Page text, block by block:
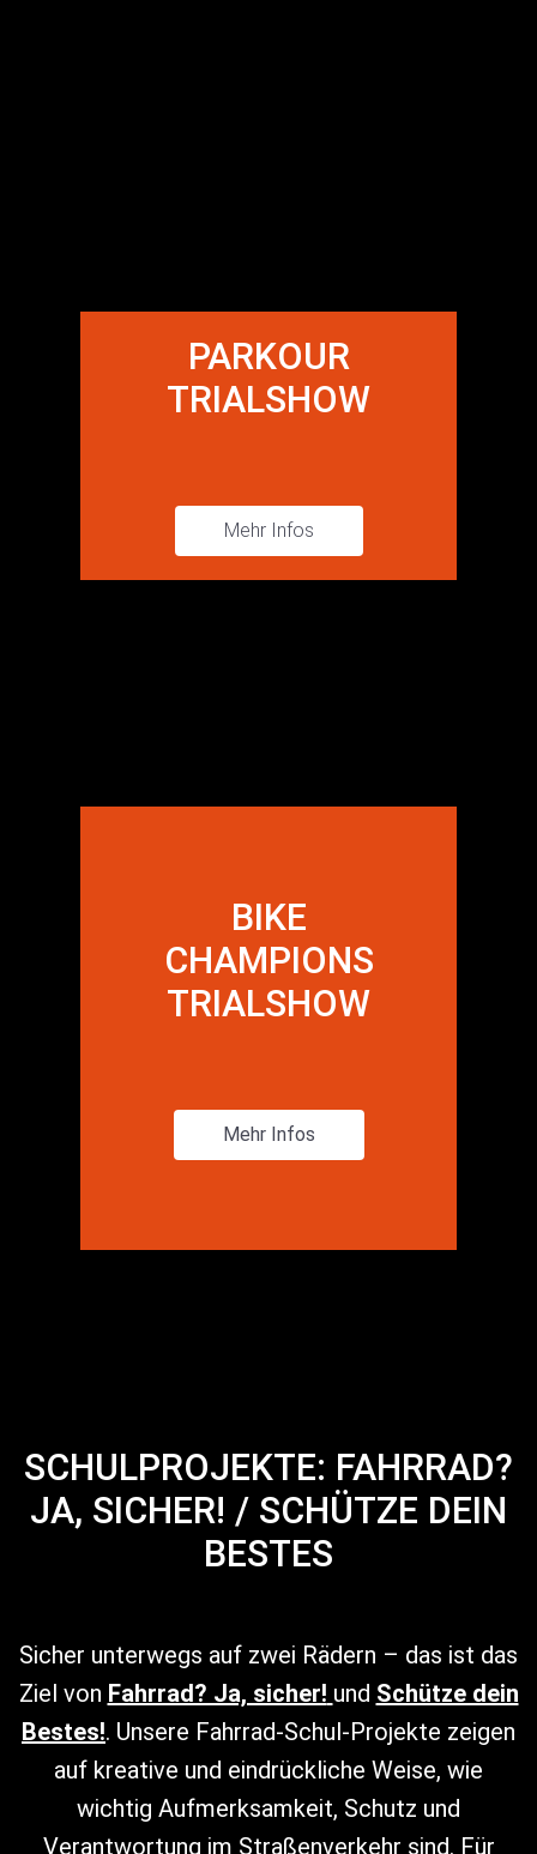
PARKOUR
TRIALSHOW
Mehr Infos
BIKE
CHAMPIONS
TRIALSHOW
Mehr Infos
SCHULPROJEKTE: FAHRRAD?
JA, SICHER! / SCHÜTZE DEIN
BESTES
Sicher unterwegs auf zwei Rädern – das ist das
Ziel von Fahrrad? Ja, sicher! und Schütze dein
Bestes!. Unsere Fahrrad-Schul-Projekte zeigen
auf kreative und eindrückliche Weise, wie
wichtig Aufmerksamkeit, Schutz und
Verantwortung im Straßenverkehr sind. Für